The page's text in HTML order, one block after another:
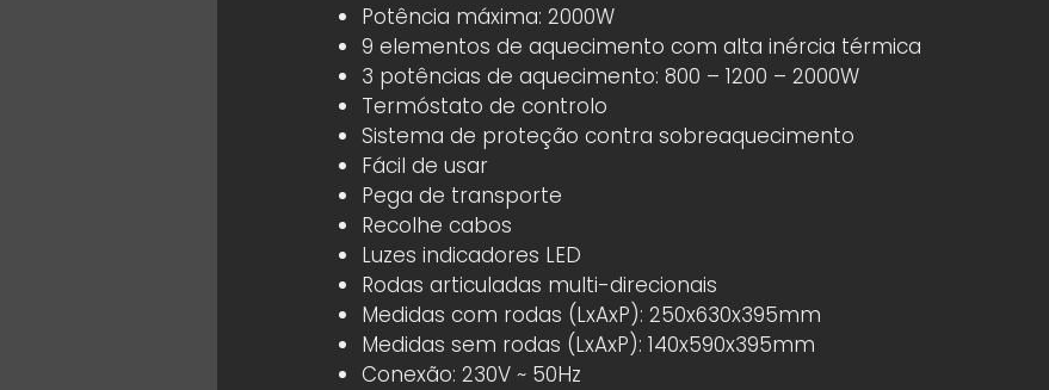
Potência máxima: 2000W
9 elementos de aquecimento com alta inércia térmica
3 potências de aquecimento: 800 – 1200 – 2000W
Termóstato de controlo
Sistema de proteção contra sobreaquecimento
Fácil de usar
Pega de transporte
Recolhe cabos
Luzes indicadores LED
Rodas articuladas multi-direcionais
Medidas com rodas (LxAxP): 250x630x395mm
Medidas sem rodas (LxAxP): 140x590x395mm
Conexão: 230V ~ 50Hz